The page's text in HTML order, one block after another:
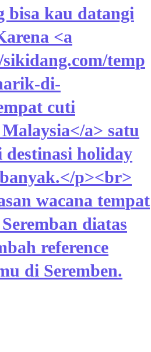
bisa kau datangi
<a
temp
di-
cuti
a> satu
holiday
p><br>
wacana tempat
diatas
reference
di Seremben.